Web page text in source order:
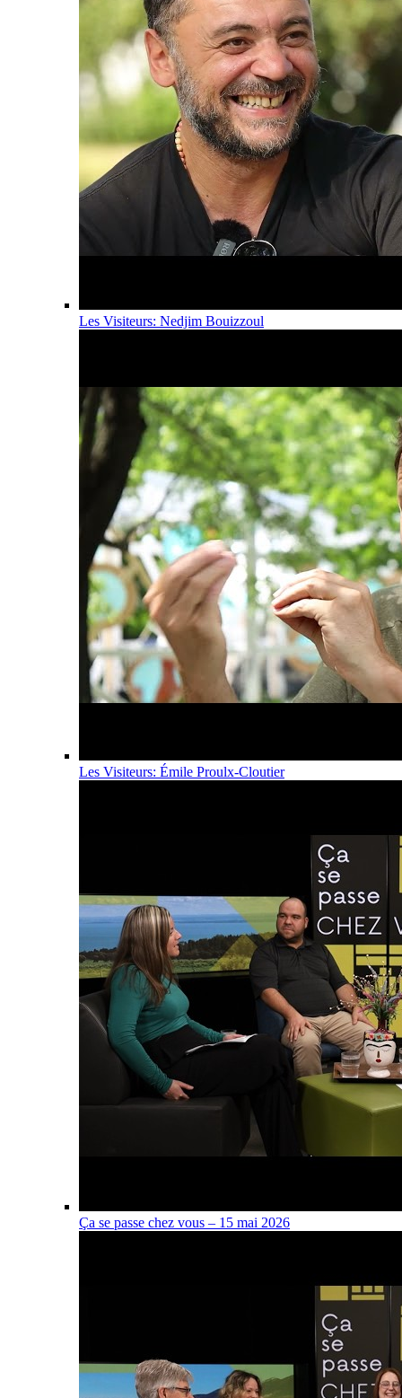
Les Visiteurs: Nedjim Bouizzoul
Les Visiteurs: Émile Proulx-Cloutier
Ça se passe chez vous – 15 mai 2026